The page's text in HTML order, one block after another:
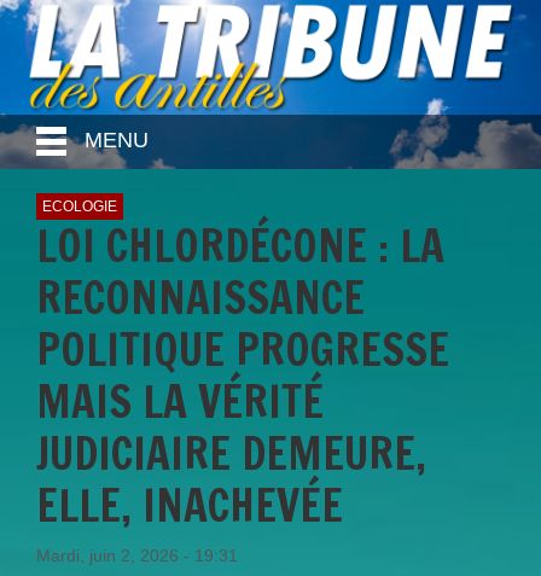
MENU
ECOLOGIE
LOI CHLORDÉCONE : LA
RECONNAISSANCE
POLITIQUE PROGRESSE
MAIS LA VÉRITÉ
JUDICIAIRE DEMEURE,
ELLE, INACHEVÉE
Mardi, juin 2, 2026 - 19:31